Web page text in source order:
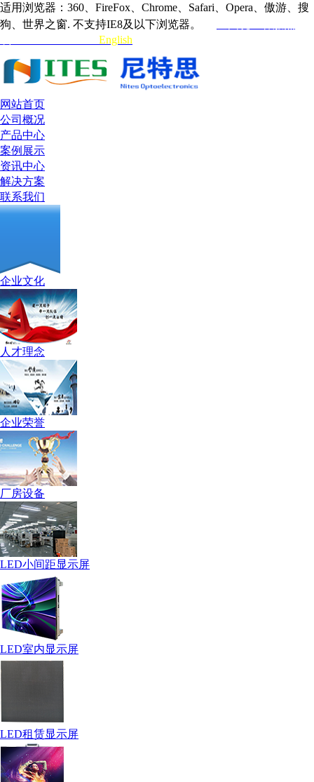
适用浏览器：360、FireFox、Chrome、Safari、Opera、傲游、搜
狗、世界之窗. 不支持IE8及以下浏览器。
English
网站首页
公司概况
产品中心
案例展示
资讯中心
解决方案
联系我们
企业文化
人才理念
企业荣誉
厂房设备
LED小间距显示屏
LED室内显示屏
LED租赁显示屏